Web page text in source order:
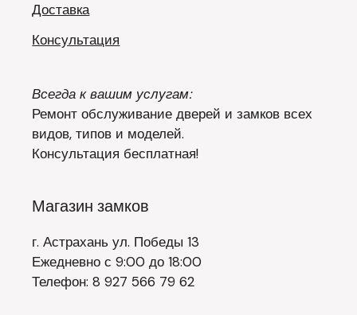
Доставка
Консультация
Всегда к вашим услугам:
Ремонт обслуживание дверей и замков всех
видов, типов и моделей.
Консультация бесплатная!
Магазин замков
г. Астрахань ул. Победы 13
Ежедневно с 9:00 до 18:00
Телефон: 8 927 566 79 62